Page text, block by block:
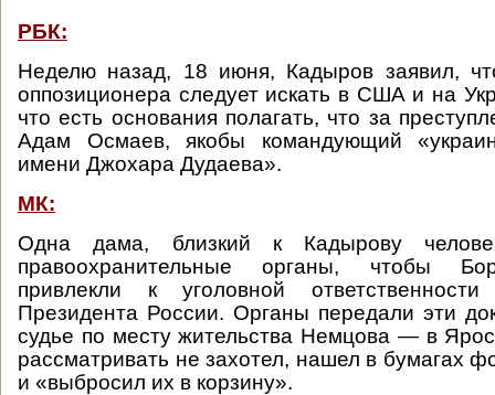
РБК:
Неделю назад, 18 июня, Кадыров заявил,
оппозиционера следует искать в США и на
что есть основания полагать, что за
Адам Осмаев, якобы командующий
имени Джохара Дудаева».
МК:
Одна дама, близкий к Кадырову
правоохранительные органы, чтобы
привлекли к уголовной
Президента России. Органы передали эти
судье по месту жительства Немцова — в
рассматривать не захотел, нашел в бумагах
и «выбросил их в корзину».